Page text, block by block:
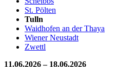
St. Pölten
Tulln
Waidhofen an der Thaya
Wiener Neustadt
Zwettl
11.06.2026 – 18.06.2026